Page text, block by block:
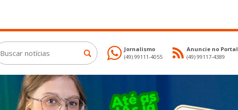
Jornalismo
(49) 99111-4055
Anuncie no Portal
(49) 99117-4389